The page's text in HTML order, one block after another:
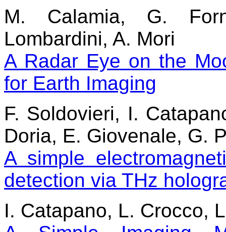
M. Calamia, G.
Lombardini, A. Mori
A Radar Eye on the
for Earth Imaging
F. Soldovieri, I.
Doria, E. Giovenale, G.
A simple
detection via THz
I. Catapano, L. Crocco,